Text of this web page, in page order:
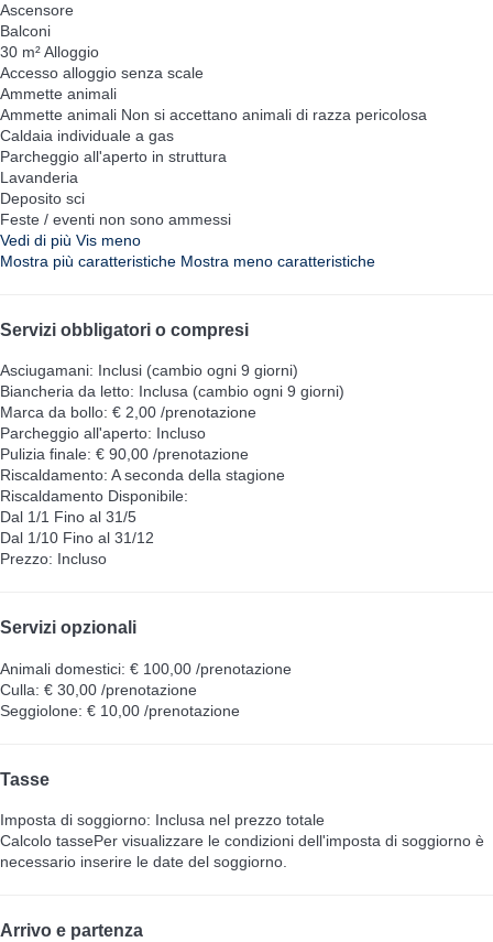
Ascensore
Balconi
30 m² Alloggio
Accesso alloggio senza scale
Ammette animali
Ammette animali Non si accettano animali di razza pericolosa
Caldaia individuale a gas
Parcheggio all'aperto in struttura
Lavanderia
Deposito sci
Feste / eventi non sono ammessi
Vedi di più Vis meno
Mostra più caratteristiche Mostra meno caratteristiche
Servizi obbligatori o compresi
Asciugamani: Inclusi (cambio ogni 9 giorni)
Biancheria da letto: Inclusa (cambio ogni 9 giorni)
Marca da bollo: € 2,00 /prenotazione
Parcheggio all'aperto: Incluso
Pulizia finale: € 90,00 /prenotazione
Riscaldamento: A seconda della stagione
Riscaldamento Disponibile:
Dal 1/1 Fino al 31/5
Dal 1/10 Fino al 31/12
Prezzo: Incluso
Servizi opzionali
Animali domestici: € 100,00 /prenotazione
Culla: € 30,00 /prenotazione
Seggiolone: € 10,00 /prenotazione
Tasse
Imposta di soggiorno: Inclusa nel prezzo totale
Calcolo tassePer visualizzare le condizioni dell'imposta di soggiorno è
necessario inserire le date del soggiorno.
Arrivo e partenza